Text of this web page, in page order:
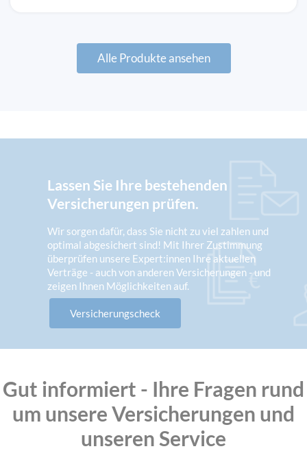
Alle Produkte ansehen
Lassen Sie Ihre bestehenden
Versicherungen prüfen.
Wir sorgen dafür, dass Sie nicht zu viel zahlen und
optimal abgesichert sind! Mit Ihrer Zustimmung
überprüfen unsere Expert:innen Ihre aktuellen
Verträge - auch von anderen Versicherungen - und
zeigen Ihnen Möglichkeiten auf.
Versicherungscheck
Gut informiert - Ihre Fragen rund
um unsere Versicherungen und
unseren Service